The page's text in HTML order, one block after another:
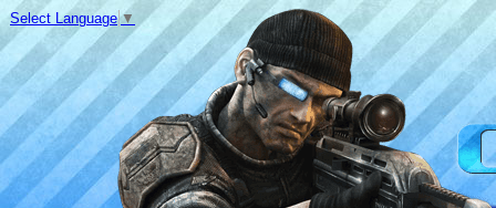
Select Language ▼